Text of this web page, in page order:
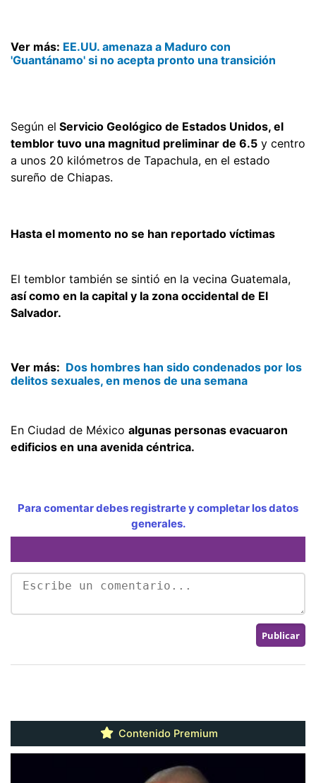
Ver más: EE.UU. amenaza a Maduro con
'Guantánamo' si no acepta pronto una transición
Según el Servicio Geológico de Estados Unidos, el
temblor tuvo una magnitud preliminar de 6.5 y centro
a unos 20 kilómetros de Tapachula, en el estado
sureño de Chiapas.
Hasta el momento no se han reportado víctimas
El temblor también se sintió en la vecina Guatemala,
así como en la capital y la zona occidental de El
Salvador.
Ver más: Dos hombres han sido condenados por los
delitos sexuales, en menos de una semana
En Ciudad de México algunas personas evacuaron
edificios en una avenida céntrica.
Para comentar debes registrarte y completar los datos
generales.
Contenido Premium